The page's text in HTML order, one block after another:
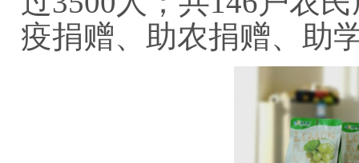
疫捐赠、助农捐赠、助